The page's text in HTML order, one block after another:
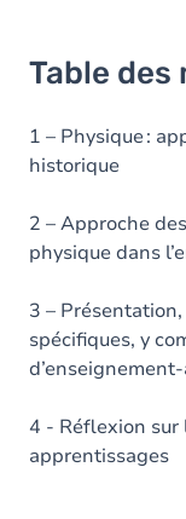
Table des
1 – Physique :
historique
2 – Approche
physique dans
3 –
spécifiques, y
4 - Réflexion sur
apprentissages